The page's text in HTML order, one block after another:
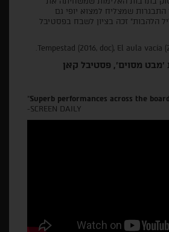
התבגרות שמצליח למצוא יופי גם
הלהבות" זכה בציון לשבח בפסטיבל
'מבט מסוים', פסטיבל קאן
"Superb performances across the
-SCREEN DAILY